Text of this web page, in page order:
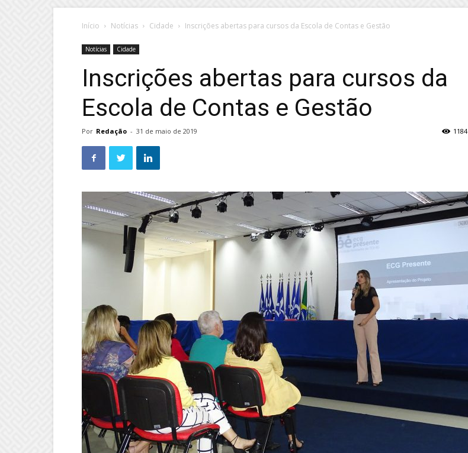
Início Notícias Cidade Inscrições abertas para cursos da Escola de Contas e Gestão
Notícias Cidade
Inscrições abertas para cursos da
Escola de Contas e Gestão
Por Redação - 31 de maio de 2019 1184